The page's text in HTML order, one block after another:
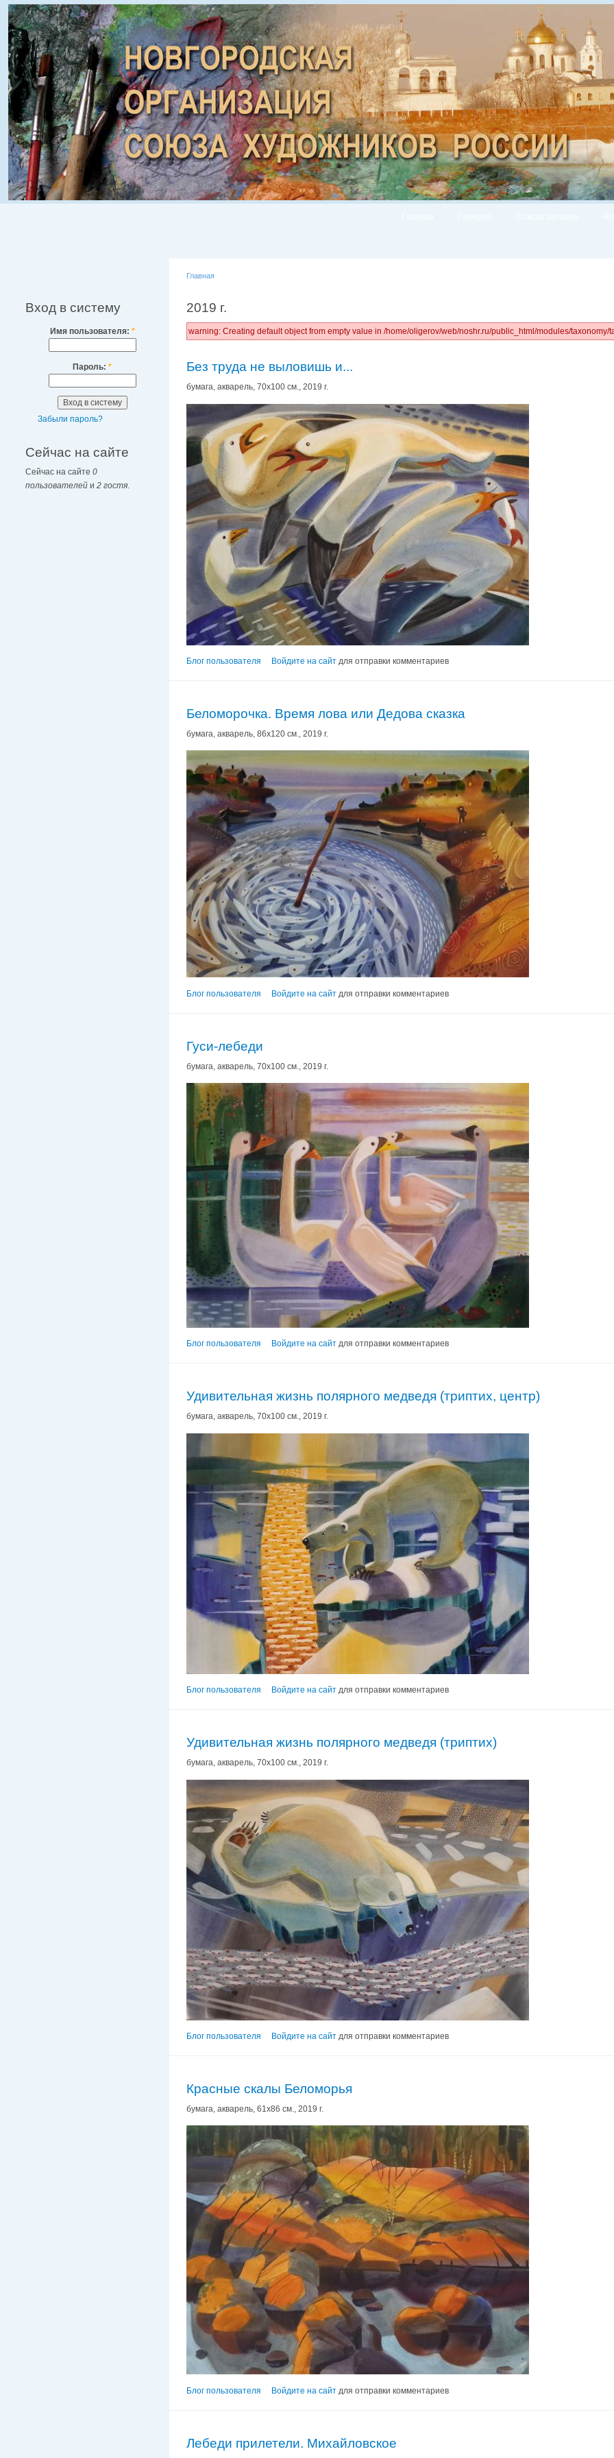
Вход в систему
Имя пользователя: *
Пароль: *
Забыли пароль?
Сейчас на сайте
Сейчас на сайте 0
пользователей и 2 гостя
Главная
2019 г.
warning: Creating default object from empty value in /home/oligerov/web/noshr.ru/public_html/modules/taxonomy/
Без труда не выловишь и...
бумага, акварель, 70х100 см., 2019 г.
Блог пользователя Войдите на сайт для отправки комментариев
Беломорочка. Время лова или Дедова сказка
бумага, акварель, 86х120 см., 2019 г.
Блог пользователя Войдите на сайт для отправки комментариев
Гуси-лебеди
бумага, акварель, 70х100 см., 2019 г.
Блог пользователя Войдите на сайт для отправки комментариев
Удивительная жизнь полярного медведя (триптих, центр)
бумага, акварель, 70х100 см., 2019 г.
Блог пользователя Войдите на сайт для отправки комментариев
Удивительная жизнь полярного медведя (триптих)
бумага, акварель, 70х100 см., 2019 г.
Блог пользователя Войдите на сайт для отправки комментариев
Красные скалы Беломорья
бумага, акварель, 61х86 см., 2019 г.
Блог пользователя Войдите на сайт для отправки комментариев
Лебеди прилетели. Михайловское